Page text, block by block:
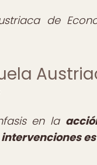
de
en la
intervenciones